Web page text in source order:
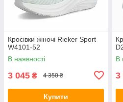
Кросівки жіночі Rieker Sport
W4101-52
В наявності
3 045 ₴ 4 350 ₴
Купити
В
3